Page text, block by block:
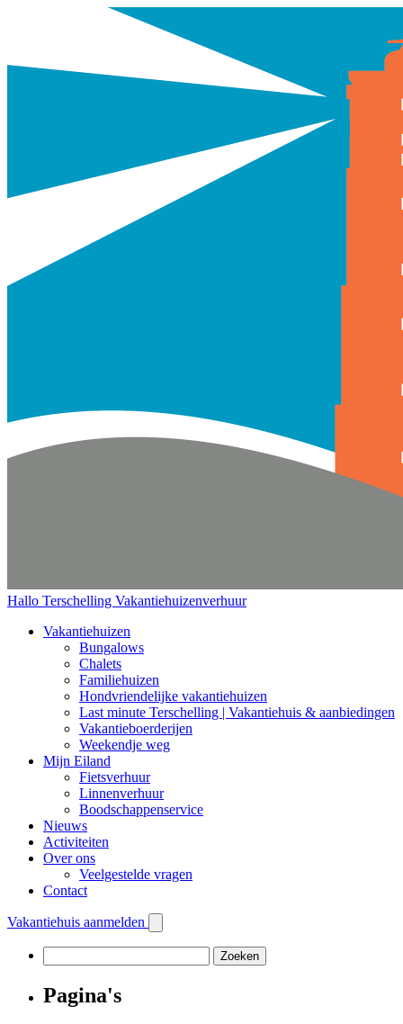
Hallo Terschelling Vakantiehuizenverhuur
Vakantiehuizen
Bungalows
Chalets
Familiehuizen
Hondvriendelijke vakantiehuizen
Last minute Terschelling | Vakantiehuis & aanbiedingen
Vakantieboerderijen
Weekendje weg
Mijn Eiland
Fietsverhuur
Linnenverhuur
Boodschappenservice
Nieuws
Activiteiten
Over ons
Veelgestelde vragen
Contact
Vakantiehuis aanmelden
naar:
Pagina's